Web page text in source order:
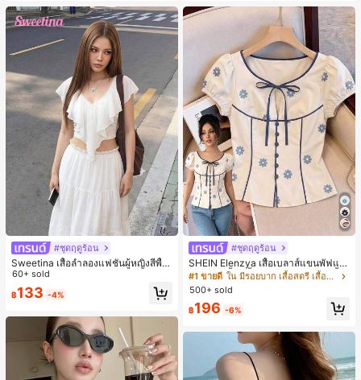
#ชุดฤดูร้อน
Sweetina เสื้อลำลองแฟชั่นผู้หญิงสีพื้น
แต่งระบายอเนกประสงค์
60+ sold
฿133 -4%
#ชุดฤดูร้อน
SHEIN Elenzya เสื้อเบลาส์แขนพัฟแต่
งระบายสีพื้นสีน้ำเงินสำหรับผู้หญิง, เสื้อ
ครอปเข้ารูปผูกโบว์คอวีตัดกันสำหรับฤ
ดูร้อน
#1 ขายดี
ใน มีรอยบาก เสื้อสตรี เสื้อเบลาส์ & Tee
500+ sold
฿196 -6%